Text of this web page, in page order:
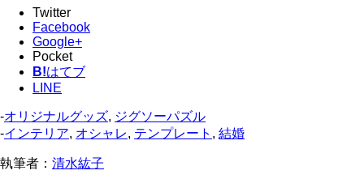
Twitter
Facebook
Google+
Pocket
B!はてブ
LINE
-オリジナルグッズ, ジグソーパズル
-インテリア, オシャレ, テンプレート , 結婚
執筆者： 清水紘子